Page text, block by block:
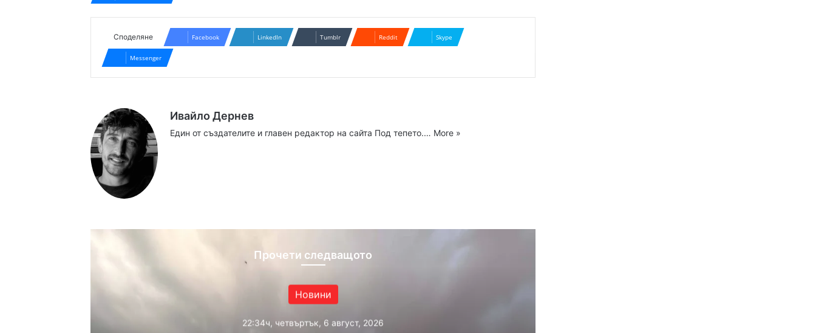
Споделяне Facebook LinkedIn Tumblr Reddit Skype
Messenger
Ивайло Дернев
Един от създателите и главен редактор на сайта Под тепето.… More »
Прочети следващото
Новини
22:34ч, четвъртък, 6 август, 2026